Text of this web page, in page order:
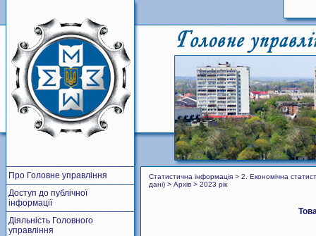
Про Головне управління
Доступ до публічної
інформації
Діяльність Головного
управління
Статистична інформація > 2. Економічна
дані) > Архів > 2023 рік